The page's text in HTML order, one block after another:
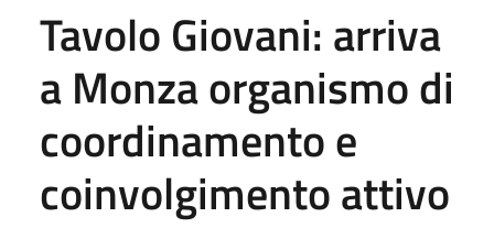
Tavolo Giovani: arriva
a Monza organismo di
coordinamento e
coinvolgimento attivo